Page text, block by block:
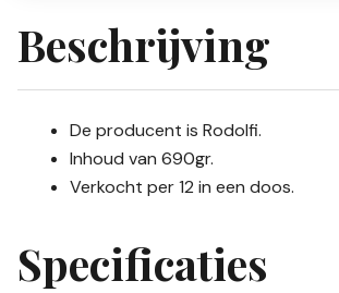
Beschrijving
De producent is Rodolfi.
Inhoud van 690gr.
Verkocht per 12 in een doos.
Specificaties